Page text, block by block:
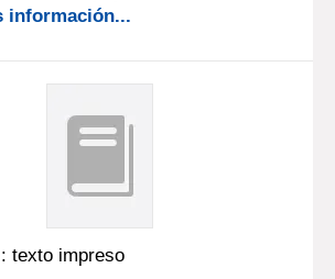
información...
texto impreso